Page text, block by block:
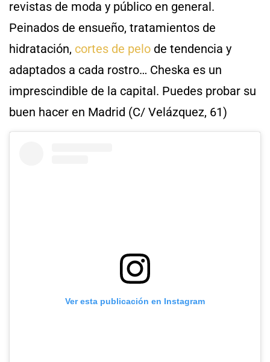
revistas de moda y público en general.
Peinados de ensueño, tratamientos de
hidratación, cortes de pelo de tendencia y
adaptados a cada rostro… Cheska es un
imprescindible de la capital. Puedes probar su
buen hacer en Madrid (C/ Velázquez, 61)
Ver esta publicación en Instagram